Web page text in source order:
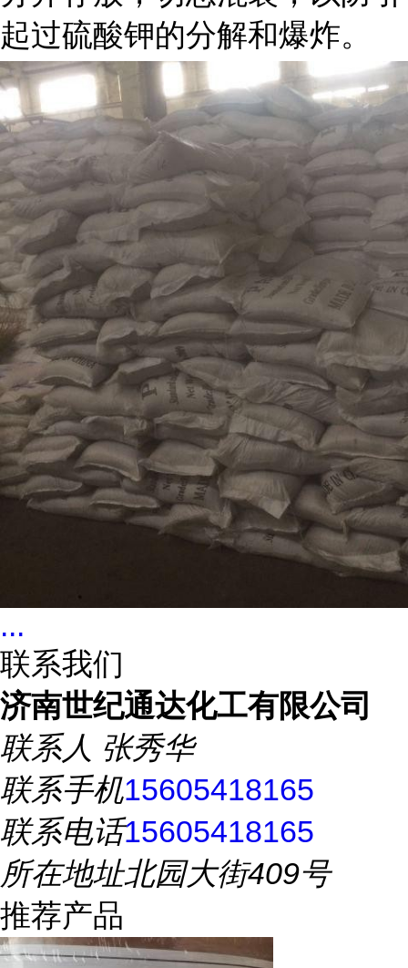
起过硫酸钾的分解和爆炸。
...
联系我们
济南世纪通达化工有限公司
联系人 张秀华
联系手机15605418165
联系电话15605418165
所在地址北园大街409号
推荐产品